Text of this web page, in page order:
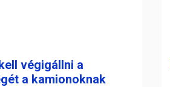
végigállni a
a kamionoknak